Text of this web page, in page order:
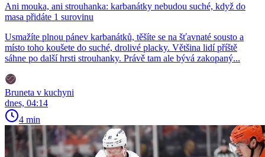
Ani mouka, ani strouhanka: karbanátky nebudou suché, když do
masa přidáte 1 surovinu
Usmažíte plnou pánev karbanátků, těšíte se na šťavnaté sousto a
místo toho koušete do suché, drolivé placky. Většina lidí příště
sáhne po další hrsti strouhanky. Právě tam ale bývá zakopaný...
Bruneta v kuchyni
dnes, 04:14
4 min